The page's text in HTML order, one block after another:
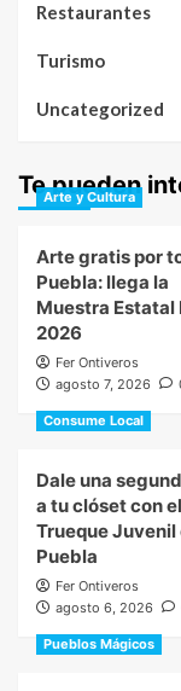
Restaurantes
Turismo
Uncategorized
Te pueden
Arte y Cultura
Arte gratis por
Puebla: llega la
Muestra Estatal
2026
Fer Ontiveros
agosto 7, 2026
Consume Local
Dale una
a tu clóset con el
Trueque Juvenil
Puebla
Fer Ontiveros
agosto 6, 2026
Pueblos Mágicos